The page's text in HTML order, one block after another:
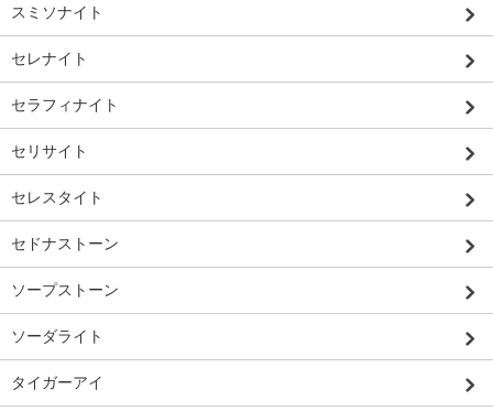
スミソナイト
セレナイト
セラフィナイト
セリサイト
セレスタイト
セドナストーン
ソープストーン
ソーダライト
タイガーアイ